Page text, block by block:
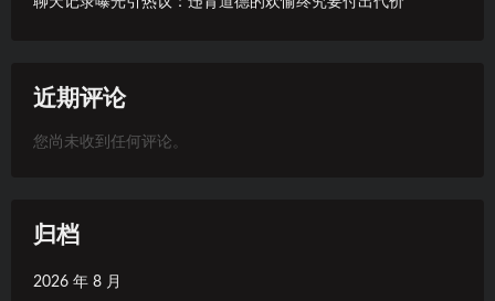
近期评论
您尚未收到任何评论。
归档
2026 年 8 月